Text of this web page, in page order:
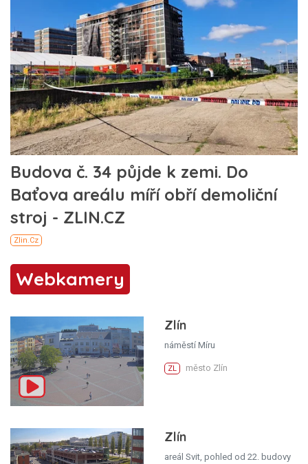
Webkamery
Zlín
náměstí Míru
ZL město Zlín
Zlín
areál Svit, pohled od 22. budovy